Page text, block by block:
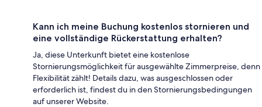
Kann ich meine Buchung kostenlos stornieren und
eine vollständige Rückerstattung erhalten?
Ja, diese Unterkunft bietet eine kostenlose
Stornierungsmöglichkeit für ausgewählte Zimmerpreise, denn
Flexibilität zählt! Details dazu, was ausgeschlossen oder
erforderlich ist, findest du in den Stornierungsbedingungen
auf unserer Website.